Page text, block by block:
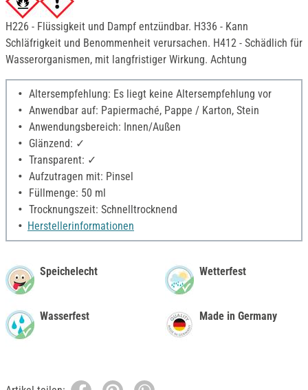
H226 - Flüssigkeit und Dampf entzündbar. H336 - Kann
Schläfrigkeit und Benommenheit verursachen. H412 - Schädlich für
Wasserorganismen, mit langfristiger Wirkung. Achtung
Altersempfehlung: Es liegt keine Altersempfehlung vor
Anwendbar auf: Papiermaché, Pappe / Karton, Stein
Anwendungsbereich: Innen/Außen
Glänzend: ✓
Transparent: ✓
Aufzutragen mit: Pinsel
Füllmenge: 50 ml
Trocknungszeit: Schnelltrocknend
Herstellerinformationen
Speichelecht
Wasserfest
Wetterfest
Made in Germany